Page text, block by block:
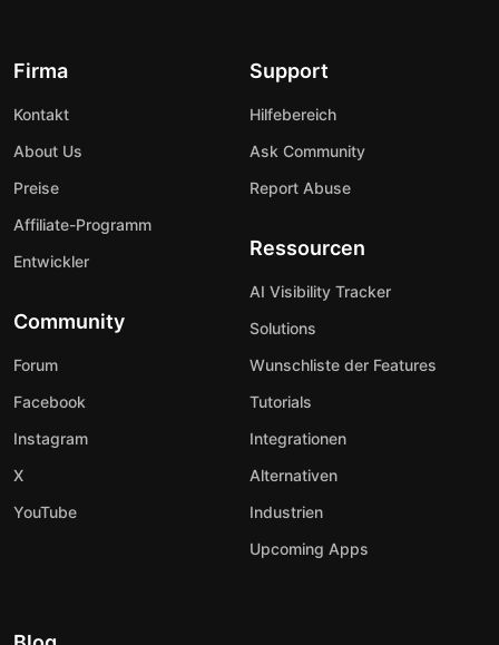
Firma
Kontakt
About Us
Preise
Affiliate-Programm
Entwickler
Community
Forum
Facebook
Instagram
X
YouTube
Support
Hilfebereich
Ask Community
Report Abuse
Ressourcen
AI Visibility Tracker
Solutions
Wunschliste der Features
Tutorials
Integrationen
Alternativen
Industrien
Upcoming Apps